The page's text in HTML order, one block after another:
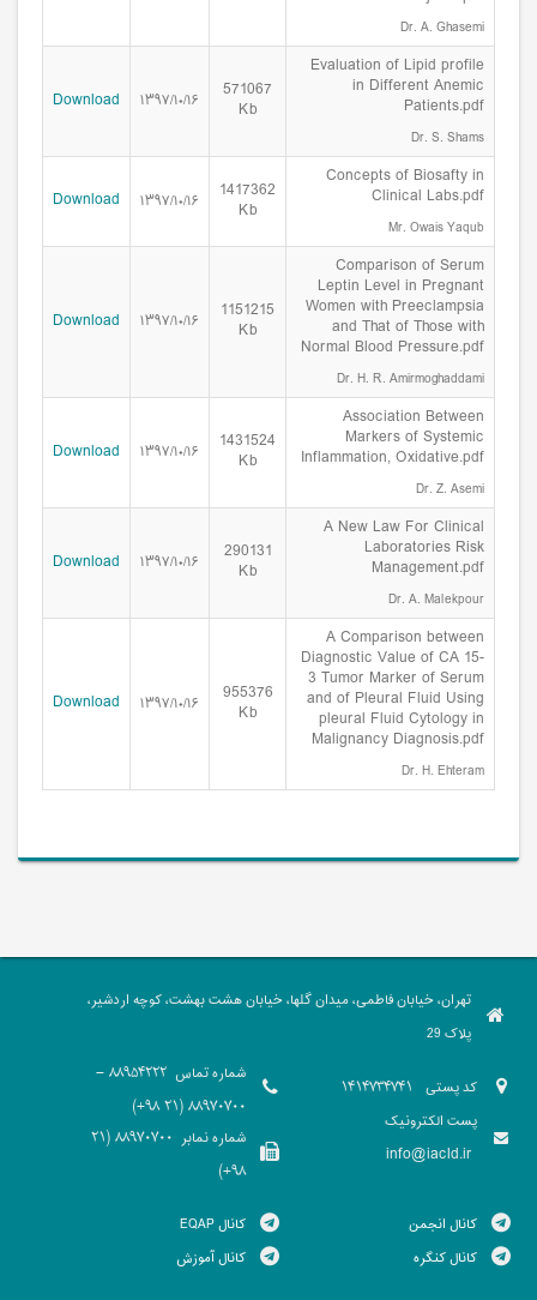
Dr. A. Ghasemi
Evaluation of Lipid profile
in Different Anemic
Patients.pdf
Dr. S. Shams
571067
Kb ۱۳۹۷/۱۰/۱۶ Download
Concepts of Biosafty in
Clinical Labs.pdf
Mr. Owais Yaqub
1417362
Kb ۱۳۹۷/۱۰/۱۶ Download
Comparison of Serum
Leptin Level in Pregnant
Women with Preeclampsia
and That of Those with
Normal Blood Pressure.pdf
Dr. H. R. Amirmoghaddami
1151215
Kb ۱۳۹۷/۱۰/۱۶ Download
Association Between
Markers of Systemic
Inflammation, Oxidative.pdf
Dr. Z. Asemi
1431524
Kb ۱۳۹۷/۱۰/۱۶ Download
A New Law For Clinical
Laboratories Risk
Management.pdf
Dr. A. Malekpour
290131
Kb ۱۳۹۷/۱۰/۱۶ Download
A Comparison between
Diagnostic Value of CA 15-
3 Tumor Marker of Serum
and of Pleural Fluid Using
pleural Fluid Cytology in
Malignancy Diagnosis.pdf
Dr. H. Ehteram
955376
Kb ۱۳۹۷/۱۰/۱۶ Download
تهران، خیابان فاطمی، میدان گلها، خیابان هشت بهشت، کوچه اردشیر،
پلاک 29
کد پستی
پست الکترونیک
info@iacld.ir
شماره تماس
88954222 -
88970700 (21 98+)
شماره نمابر
88970700 (21
98+)
کانال انجمن
کانال کنگره
کانال EQAP
کانال آموزش